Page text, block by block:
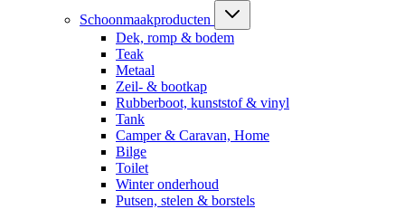
Schoonmaakproducten
Dek, romp & bodem
Teak
Metaal
Zeil- & bootkap
Rubberboot, kunststof & vinyl
Tank
Camper & Caravan, Home
Bilge
Toilet
Winter onderhoud
Putsen, stelen & borstels